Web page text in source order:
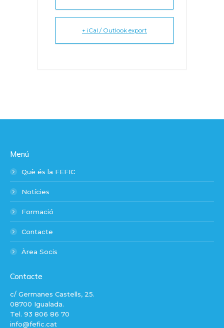
+ iCal / Outlook export
Menú
Què és la FEFIC
Notícies
Formació
Contacte
Àrea Socis
Contacte
c/ Germanes Castells, 25.
08700 Igualada.
Tel. 93 806 86 70
info@fefic.cat